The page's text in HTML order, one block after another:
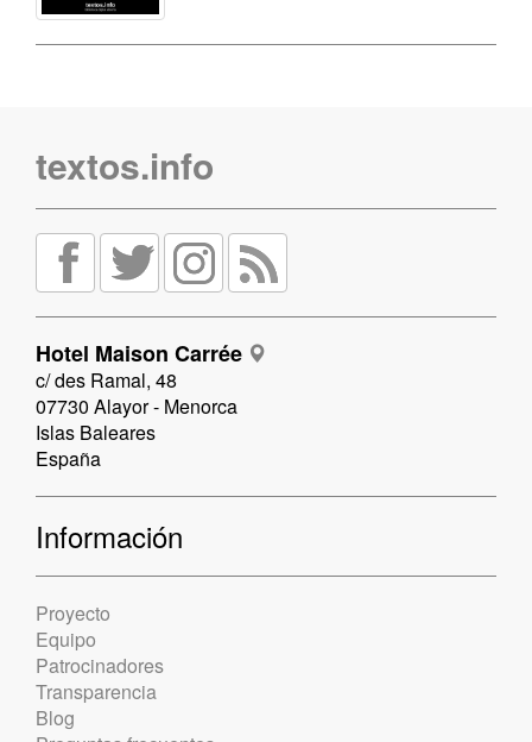
textos.info
Hotel Maison Carrée
c/ des Ramal, 48
07730 Alayor - Menorca
Islas Baleares
España
Información
Proyecto
Equipo
Patrocinadores
Transparencia
Blog